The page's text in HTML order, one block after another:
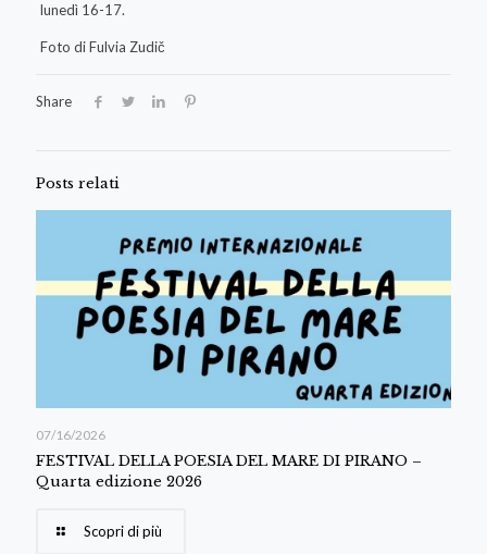
lunedì 16-17.
Foto di Fulvia Zudič
Share
Posts relati
07/16/2026
FESTIVAL DELLA POESIA DEL MARE DI PIRANO –
Quarta edizione 2026
Scopri di più